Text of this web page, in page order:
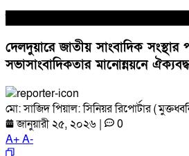
দেলদুয়ারে জাতীয় সাংবাদিক সংস্থার
সভাসাংবাদিকতার মানোন্নয়নে
মো: সাজিদ পিয়াল: সিনিয়র রিপোর্টার (
জানুয়ারী ২৫, ২০২৬ |
0
A+A-